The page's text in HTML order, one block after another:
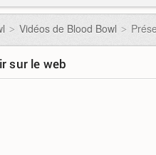
> Vidéos de Blood Bowl >
sur le web